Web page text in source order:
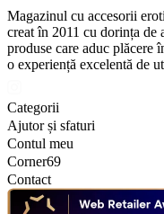
Magazinul cu accesorii
creat în 2011 cu dorința de
produse care aduc plăcere
o experiență excelentă de
Categorii
Ajutor și sfaturi
Contul meu
Corner69
Contact